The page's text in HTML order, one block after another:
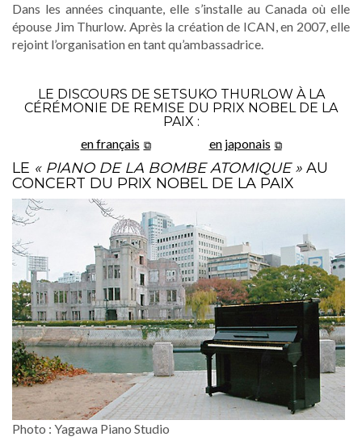
Dans les années cinquante, elle s’installe au Canada où elle
épouse Jim Thurlow. Après la création de ICAN, en 2007, elle
rejoint l’organisation en tant qu’ambassadrice.
LE DISCOURS DE SETSUKO THURLOW À LA
CÉRÉMONIE DE REMISE DU PRIX NOBEL DE LA
PAIX :
en français
en japonais
LE « PIANO DE LA BOMBE ATOMIQUE » AU
CONCERT DU PRIX NOBEL DE LA PAIX
Photo : Yagawa Piano Studio